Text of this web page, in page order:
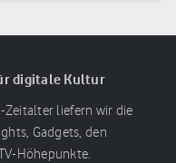
digitale Kultur
Zeitalter liefern wir die
Gadgets, den
Höhepunkte.